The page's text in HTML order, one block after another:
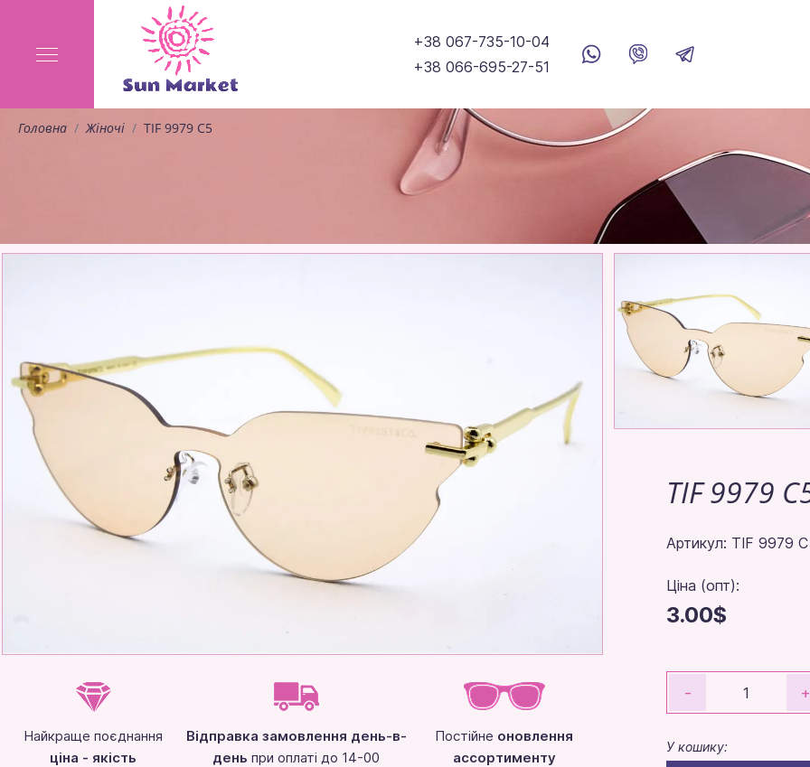
+38 067-735-10-04
+38 066-695-27-51
Головна Жіночі TIF 9979 C5
Найкраще поєднання
ціна - якість
Відправка замовлення день-в-
день при оплаті до 14-00
Постійне оновлення
ассортименту
TIF 9979
Артикул: TIF 9979
Ціна (опт):
3.00$
- +
У кошику: